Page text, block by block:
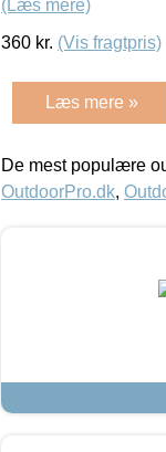
(Læs mere)
360 kr. (Vis fragtpris)
Læs mere »
De mest populære
OutdoorPro.dk,